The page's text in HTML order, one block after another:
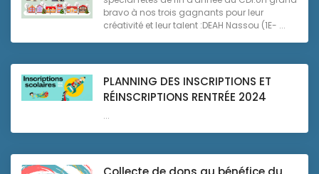
bravo à nos trois gagnants pour leur
créativité et leur talent :DEAH Nassou (1E- ...
PLANNING DES INSCRIPTIONS ET
RÉINSCRIPTIONS RENTRÉE 2024
...